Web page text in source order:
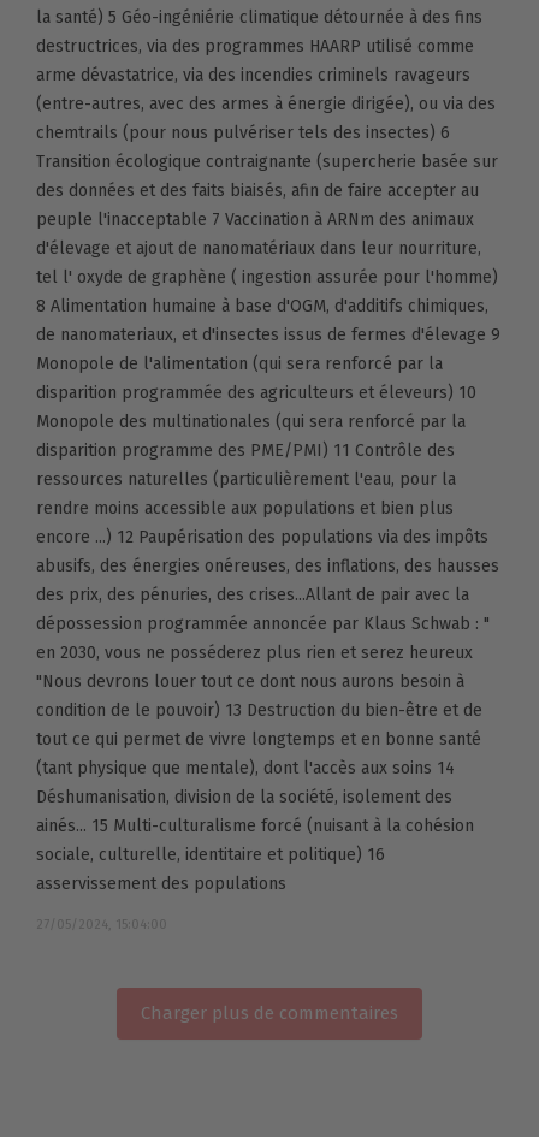
la santé) 5 Géo-ingéniérie climatique détournée à des fins
destructrices, via des programmes HAARP utilisé comme
arme dévastatrice, via des incendies criminels ravageurs
(entre-autres, avec des armes à énergie dirigée), ou via des
chemtrails (pour nous pulvériser tels des insectes) 6
Transition écologique contraignante (supercherie basée sur
des données et des faits biaisés, afin de faire accepter au
peuple l'inacceptable 7 Vaccination à ARNm des animaux
d'élevage et ajout de nanomatériaux dans leur nourriture,
tel l' oxyde de graphène ( ingestion assurée pour l'homme)
8 Alimentation humaine à base d'OGM, d'additifs chimiques,
de nanomateriaux, et d'insectes issus de fermes d'élevage 9
Monopole de l'alimentation (qui sera renforcé par la
disparition programmée des agriculteurs et éleveurs) 10
Monopole des multinationales (qui sera renforcé par la
disparition programme des PME/PMI) 11 Contrôle des
ressources naturelles (particulièrement l'eau, pour la
rendre moins accessible aux populations et bien plus
encore ...) 12 Paupérisation des populations via des impôts
abusifs, des énergies onéreuses, des inflations, des hausses
des prix, des pénuries, des crises...Allant de pair avec la
dépossession programmée annoncée par Klaus Schwab : "
en 2030, vous ne posséderez plus rien et serez heureux
"Nous devrons louer tout ce dont nous aurons besoin à
condition de le pouvoir) 13 Destruction du bien-être et de
tout ce qui permet de vivre longtemps et en bonne santé
(tant physique que mentale), dont l'accès aux soins 14
Déshumanisation, division de la société, isolement des
ainés... 15 Multi-culturalisme forcé (nuisant à la cohésion
sociale, culturelle, identitaire et politique) 16
asservissement des populations
27/05/2024, 15:04:00
Charger plus de commentaires